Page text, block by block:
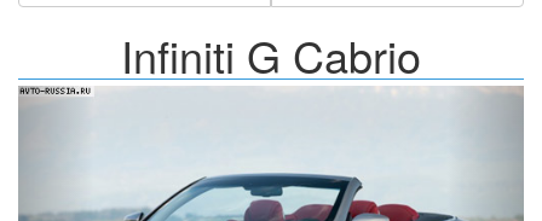
Infiniti G Cabrio
Назад